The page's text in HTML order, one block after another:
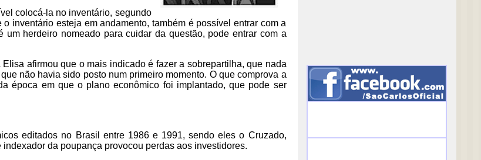
colocá-la no inventário, segundo
inventário esteja em andamento, também é possível entrar com a
um herdeiro nomeado para cuidar da questão, pode entrar com a
afirmou que o mais indicado é fazer a sobrepartilha, que nada
não havia sido posto num primeiro momento. O que comprova a
época em que o plano econômico foi implantado, que pode ser
editados no Brasil entre 1986 e 1991, sendo eles o Cruzado,
indexador da poupança provocou perdas aos investidores.